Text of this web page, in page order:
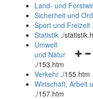
und
schließen
Land- und
Sicherheit und
Sport und Freizeit .
Statistik ./
und
Umwelt
und Natur
./153.htm
Verkehr ./155.htm
Wirtschaft, Arbeit
./157.htm